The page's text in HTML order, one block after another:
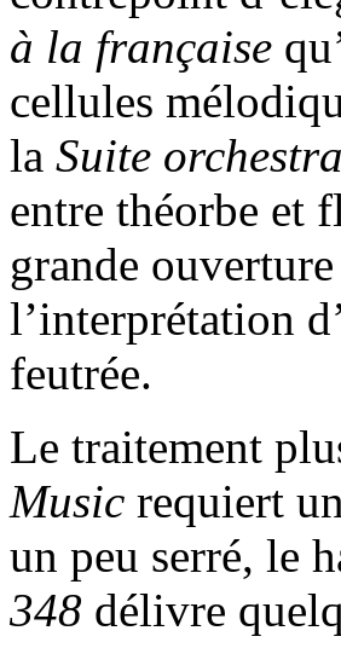
à la française
cellules
la Suite
entre théorbe et
grande ouverture
l’interprétation
feutrée.
Le traitement
Music requiert
un peu serré, le
348 délivre